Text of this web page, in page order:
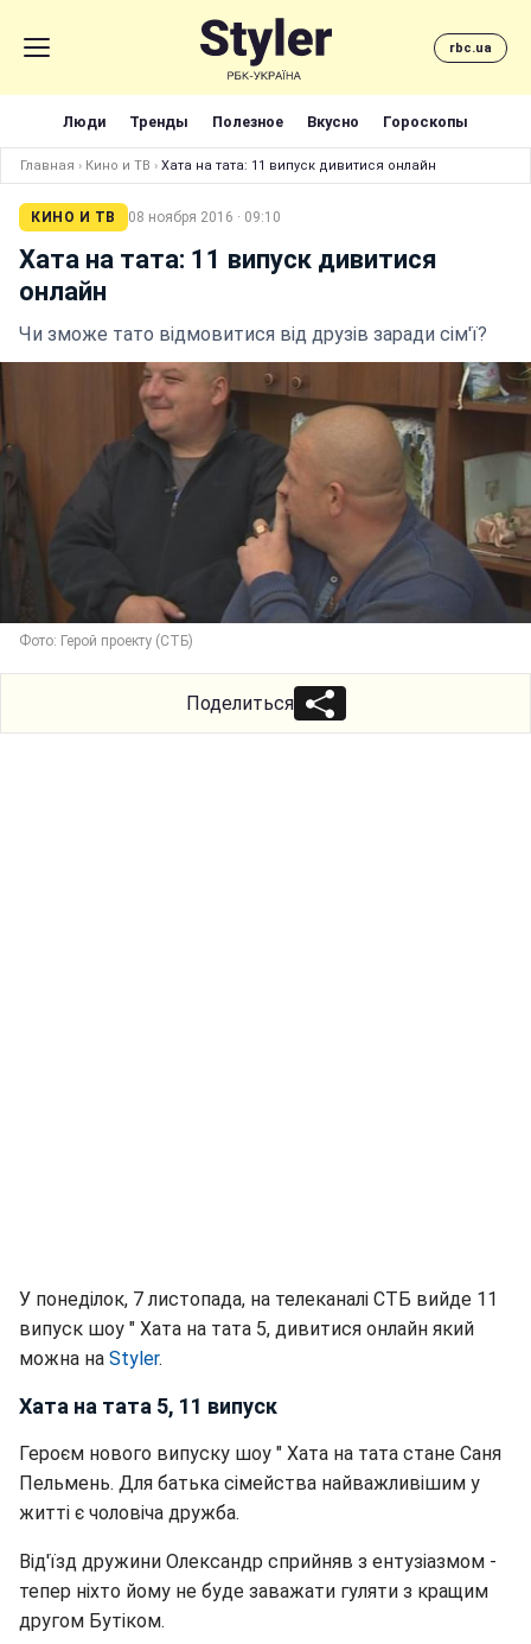
rbc.ua
Люди Тренды Полезное Вкусно Гороскопы
Главная › Кино и ТВ › Хата на тата: 11 випуск дивитися онлайн
КИНО И ТВ 08 ноября 2016 · 09:10
Хата на тата: 11 випуск дивитися
онлайн
Чи зможе тато відмовитися від друзів заради сім'ї?
Фото: Герой проекту (СТБ)
Поделиться
У понеділок, 7 листопада, на телеканалі СТБ вийде 11
випуск шоу " Хата на тата 5, дивитися онлайн який
можна на Styler.
Хата на тата 5, 11 випуск
Героєм нового випуску шоу " Хата на тата стане Саня
Пельмень. Для батька сімейства найважливішим у
житті є чоловіча дружба.
Від'їзд дружини Олександр сприйняв з ентузіазмом -
тепер ніхто йому не буде заважати гуляти з кращим
другом Бутіком.